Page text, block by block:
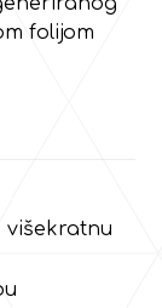
folijom
višekratnu